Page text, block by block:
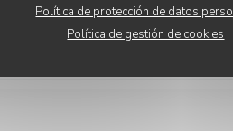
Política de protección de datos
Política de gestión de cookies
sont parfaits